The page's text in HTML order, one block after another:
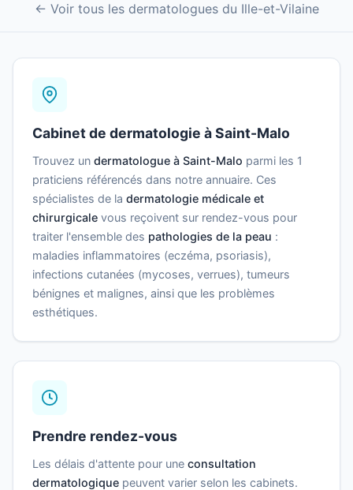
← Voir tous les dermatologues du Ille-et-Vilaine
Cabinet de dermatologie à Saint-Malo
Trouvez un dermatologue à Saint-Malo parmi les 1
praticiens référencés dans notre annuaire. Ces
spécialistes de la dermatologie médicale et
chirurgicale vous reçoivent sur rendez-vous pour
traiter l'ensemble des pathologies de la peau :
maladies inflammatoires (eczéma, psoriasis),
infections cutanées (mycoses, verrues), tumeurs
bénignes et malignes, ainsi que les problèmes
esthétiques.
Prendre rendez-vous
Les délais d'attente pour une consultation
dermatologique peuvent varier selon les cabinets.